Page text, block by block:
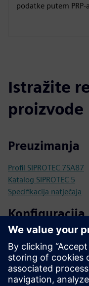
podatke putem PRP-
Istražite
proizvode
Preuzimanja
Profil SIPROTEC 7SA87
Katalog SIPROTEC 5
Specifikacija natječaja
Konfiguracija
SIPROTEC 5
SiePortal -
SIPROTEC 7SA87 na